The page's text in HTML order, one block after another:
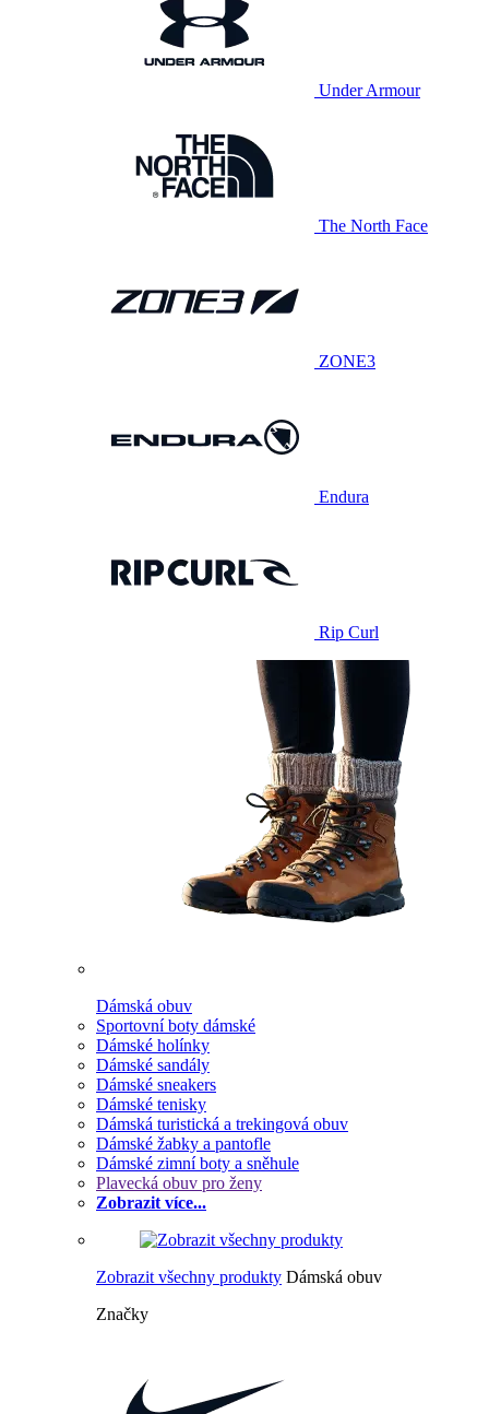
Under Armour
The North Face
ZONE3
Endura
Rip Curl
Dámská obuv
Sportovní boty dámské
Dámské holínky
Dámské sandály
Dámské sneakers
Dámské tenisky
Dámská turistická a trekingová obuv
Dámské žabky a pantofle
Dámské zimní boty a sněhule
Plavecká obuv pro ženy
Zobrazit více...
Zobrazit všechny produkty Dámská obuv
Značky